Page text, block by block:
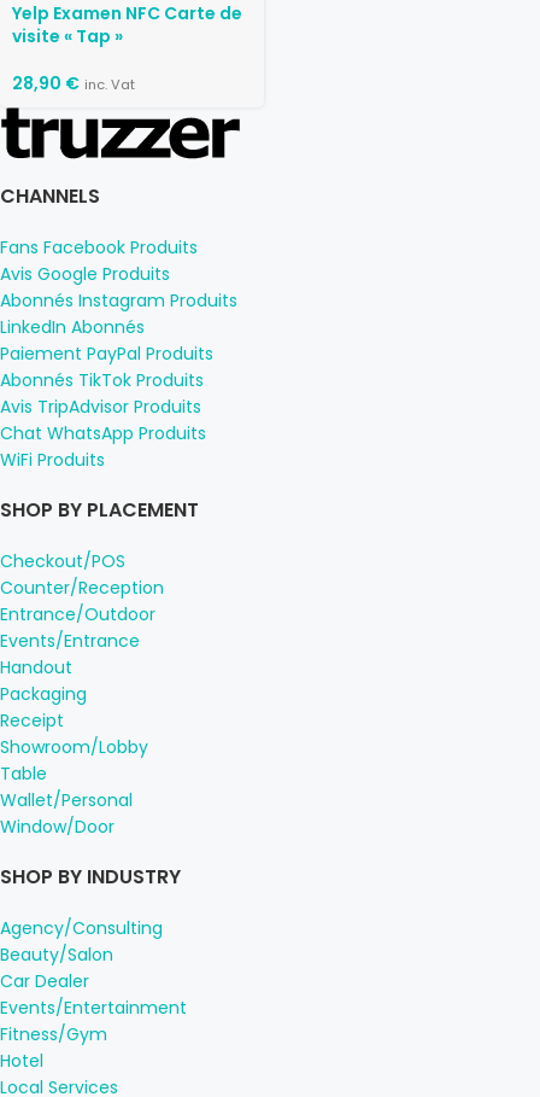
Yelp Examen NFC Carte de
visite « Tap »
28,90 € inc. Vat
CHANNELS
Fans Facebook Produits
Avis Google Produits
Abonnés Instagram Produits
LinkedIn Abonnés
Paiement PayPal Produits
Abonnés TikTok Produits
Avis TripAdvisor Produits
Chat WhatsApp Produits
WiFi Produits
SHOP BY PLACEMENT
Checkout/POS
Counter/Reception
Entrance/Outdoor
Events/Entrance
Handout
Packaging
Receipt
Showroom/Lobby
Table
Wallet/Personal
Window/Door
SHOP BY INDUSTRY
Agency/Consulting
Beauty/Salon
Car Dealer
Events/Entertainment
Fitness/Gym
Hotel
Local Services